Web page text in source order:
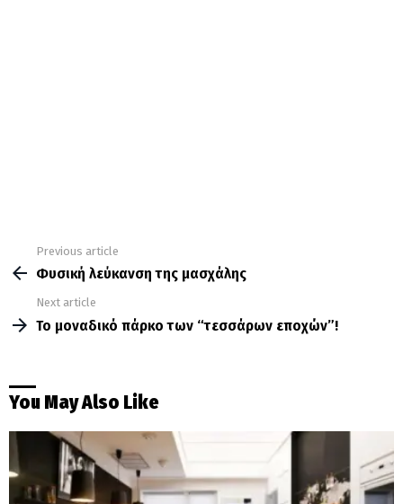
more
Previous article
Φυσική λεύκανση της μασχάλης
Next article
Το μοναδικό πάρκο των “τεσσάρων εποχών”!
You May Also Like